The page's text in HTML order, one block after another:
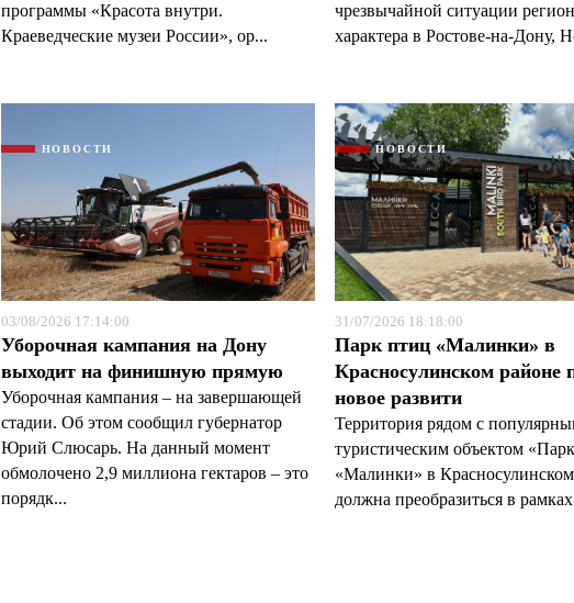
программы «Красота внутри.
Краеведческие музеи России», ор...
чрезвычайной ситуации
характера в Ростове-на-Дону,
НОВОСТИ
03/08/2026 17:14:00
Уборочная кампания на Дону
выходит на финишную прямую
Уборочная кампания – на завершающей
стадии. Об этом сообщил губернатор
Юрий Слюсарь. На данный момент
обмолочено 2,9 миллиона гектаров – это
порядк...
НОВОСТИ
31/07/2026 18:18:00
Парк птиц «Малинки» в
Красносулинском районе
новое развити
Территория рядом с
туристическим объектом
«Малинки» в
должна преобразиться в